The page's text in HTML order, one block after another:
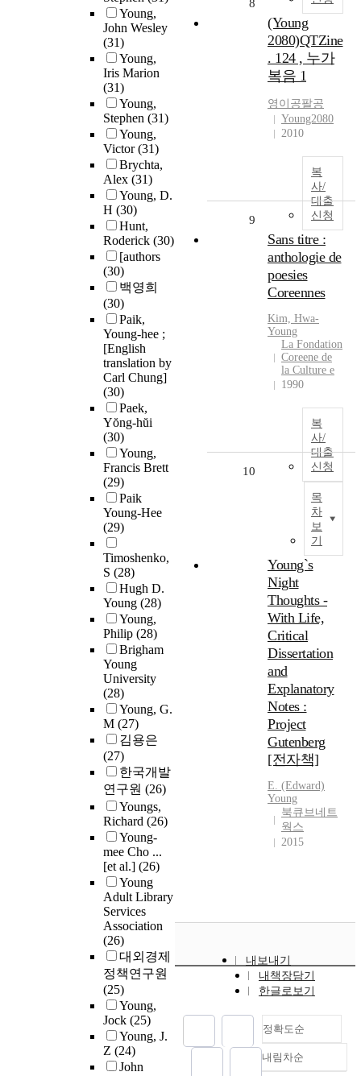
Young,
John Wesley
(31)
Young,
Iris Marion
(31)
Young,
Stephen (31)
Young,
Victor(31)
Brychta,
Alex (31)
Young, D.
H (30)
Hunt,
Roderick (30)
[authors
(30)
백영희
(30)
Paik,
Young-hee ;
[English
translation by
Carl Chung]
(30)
Paek,
Yŏng-hŭi
(30)
Young,
Francis Brett
(29)
Paik
Young-Hee
(29)
Timoshenko,
S (28)
Hugh D.
Young (28)
Young,
Philip (28)
Brigham
Young
University
(28)
Young, G.
M (27)
김용은
(27)
한국개발
연구원 (26)
Youngs,
Richard (26)
Young-
mee Cho ...
[et al.] (26)
Young
Adult Library
Services
Association
(26)
대외경제
정책연구원
(25)
Young,
Jock (25)
Young, J.
Z (24)
John
8
(Young
2080)QTZine
. 124 , 누가
복음 1
영이공팔공
Young2080
2010
복
사/
대출
신청
9
Sans titre :
anthologie de
poesies
Coreennes
Kim, Hwa-
Young
La Fondation
Coreene de
la Culture e
1990
복
사/
대출
신청
목
차
보
기
10
Young`s
Night
Thoughts -
With Life,
Critical
Dissertation
and
Explanatory
Notes :
Project
Gutenberg
[전자책]
E. (Edward)
Young
북큐브네트
웍스
2015
내보내기
내책장담기
한글로보기
정확도순
정확도
내림차순